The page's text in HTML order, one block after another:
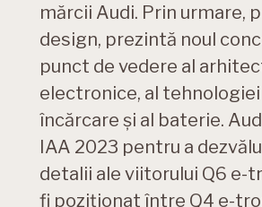
mărcii Audi. Prin urmare,
design, prezintă noul
punct de vedere al
electronice, al tehnologiei
încărcare și al baterie.
IAA 2023 pentru a
detalii ale viitorului Q6 e-
fi poziționat între Q4 e-